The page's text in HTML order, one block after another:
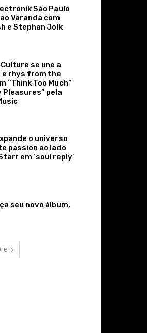
São Paulo
Varanda com
e Stephan Jolk
se une a
e rhys from the
“Think Too Much”
Pleasures” pela
o universo
passion ao lado
em ‘soul reply’
seu novo álbum,